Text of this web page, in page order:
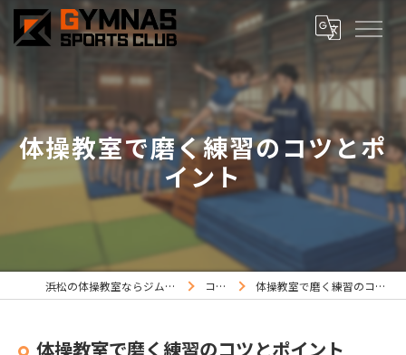
体操教室で磨く練習のコツとポ
イント
浜松の体操教室ならジムナススポーツ コラム 体操教室で磨く練習のコツとポイント
体操教室で磨く練習のコツとポイント